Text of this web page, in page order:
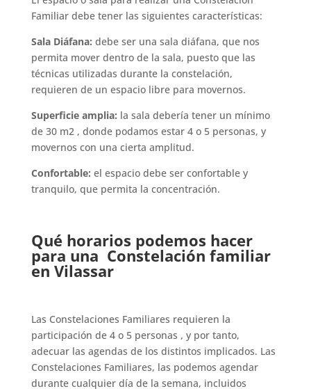
Familiar debe tener las siguientes características:
Sala Diáfana: debe ser una sala diáfana, que nos
permita mover dentro de la sala, puesto que las
técnicas utilizadas durante la constelación,
requieren de un espacio libre para movernos.
Superficie amplia: la sala debería tener un mínimo
de 30 m2 , donde podamos estar 4 o 5 personas, y
movernos con una cierta amplitud.
Confortable: el espacio debe ser confortable y
tranquilo, que permita la concentración.
Qué horarios podemos hacer
para una Constelación familiar
en Vilassar
Las Constelaciones Familiares requieren la
participación de 4 o 5 personas , y por tanto,
adecuar las agendas de los distintos implicados. Las
Constelaciones Familiares, las podemos agendar
durante cualquier día de la semana, incluidos